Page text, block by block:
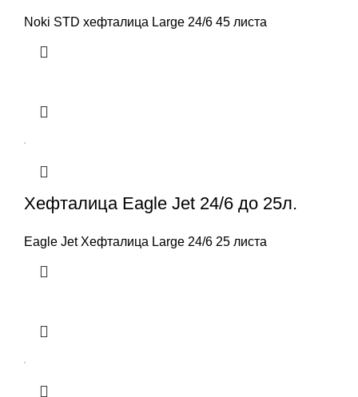
Noki STD хефталица Large 24/6 45 листа
Хефталица Eagle Jet 24/6 до 25л.
Eagle Jet Хефталица Large 24/6 25 листа